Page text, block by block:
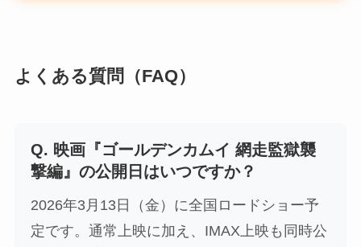
よくある質問（FAQ）
Q. 映画『ゴールデンカムイ 網走監獄襲
撃編』の公開日はいつですか？
2026年3月13日（金）に全国ロードショー予
定です。通常上映に加え、IMAX上映も同時公